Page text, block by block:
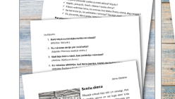
7+ gadi
Atslēgvārdi
Viesību spēles